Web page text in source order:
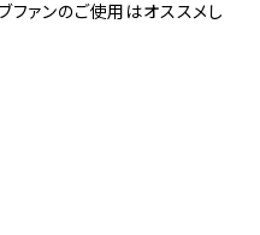
ァンのご使用はオススメし